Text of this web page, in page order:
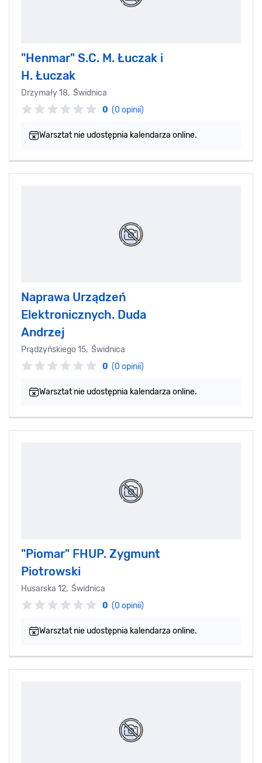
"Henmar" S.C. M. Łuczak i
H. Łuczak
Drzymały 18, Świdnica
0 (0 opinii)
Warsztat nie udostępnia kalendarza online.
Naprawa Urządzeń
Elektronicznych. Duda
Andrzej
Prądzyńskiego 15, Świdnica
0 (0 opinii)
Warsztat nie udostępnia kalendarza online.
"Piomar" FHUP. Zygmunt
Piotrowski
Husarska 12, Świdnica
0 (0 opinii)
Warsztat nie udostępnia kalendarza online.